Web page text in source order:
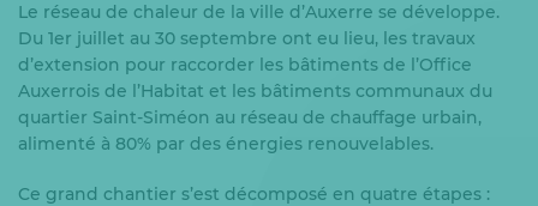
Le réseau de chaleur de la ville d’Auxerre se développe.
Du 1er juillet au 30 septembre ont eu lieu, les travaux
d’extension pour raccorder les bâtiments de l’Office
Auxerrois de l’Habitat et les bâtiments communaux du
quartier Saint-Siméon au réseau de chauffage urbain,
alimenté à 80% par des énergies renouvelables.
Ce grand chantier s’est décomposé en quatre étapes :